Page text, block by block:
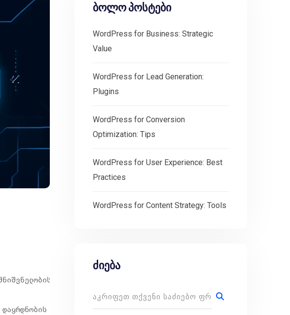
მომხმარებლის გამოცდილებისა და ბიზნესის
ბოლო პოსტები
WordPress for Business: Strategic
Value
WordPress for Lead Generation:
Plugins
WordPress for Conversion
Optimization: Tips
WordPress for User Experience: Best
Practices
WordPress for Content Strategy: Tools
ძიება